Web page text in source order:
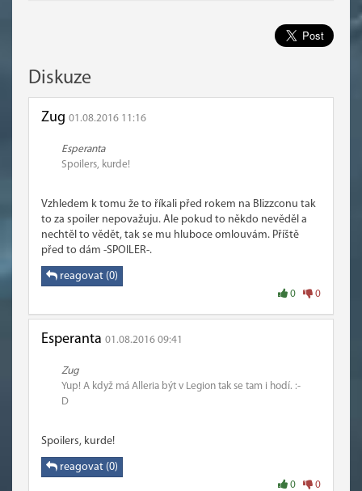
Diskuze
Zug 01.08.2016 11:16
Esperanta
Spoilers, kurde!
Vzhledem k tomu že to říkali před rokem na Blizzconu tak
to za spoiler nepovažuju. Ale pokud to někdo nevěděl a
nechtěl to vědět, tak se mu hluboce omlouvám. Příště
před to dám -SPOILER-.
reagovat (0)
0 0
Esperanta 01.08.2016 09:41
Zug
Yup! A když má Alleria být v Legion tak se tam i hodí. :-
D
Spoilers, kurde!
reagovat (0)
0 0